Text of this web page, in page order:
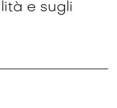
e sugli